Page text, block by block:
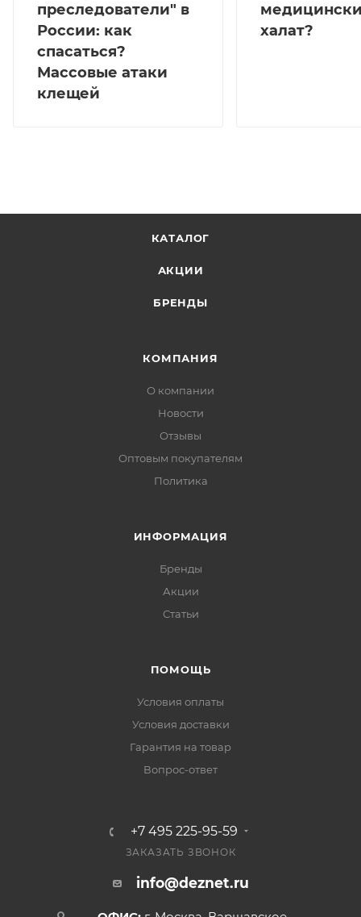
преследователи" в
России: как
спасаться?
Массовые атаки
клещей
халат?
КАТАЛОГ
АКЦИИ
БРЕНДЫ
КОМПАНИЯ
О компании
Новости
Отзывы
Оптовым покупателям
Политика
ИНФОРМАЦИЯ
Бренды
Акции
Статьи
ПОМОЩЬ
Условия оплаты
Условия доставки
Гарантия на товар
Вопрос-ответ
+7 495 225-95-59
ЗАКАЗАТЬ ЗВОНОК
info@deznet.ru